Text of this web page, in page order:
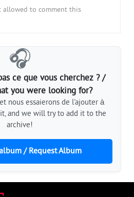
allowed to comment this
🎧
ce que vous cherchez ? /
you were looking for?
nous essaierons de l'ajouter à
and we will try to add it to the
archive!
/ Request Album